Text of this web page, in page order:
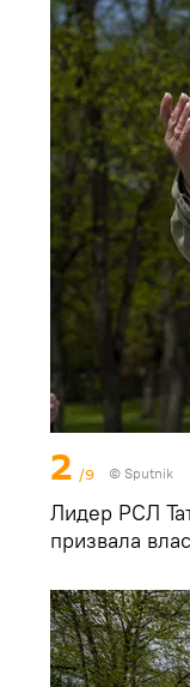
2 /9 © Sputnik
Лидер РСЛ
призвала